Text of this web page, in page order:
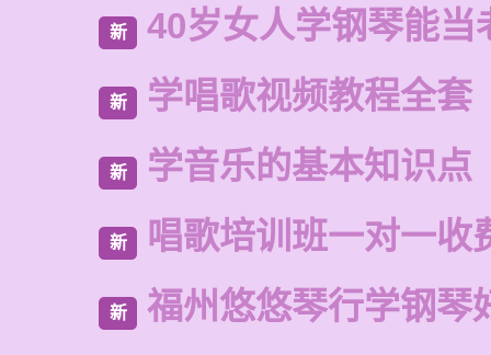
新 40岁女人学钢琴能当
新 学唱歌视频教程全套
新 学音乐的基本知识点
新 唱歌培训班一对一收
新 福州悠悠琴行学钢琴